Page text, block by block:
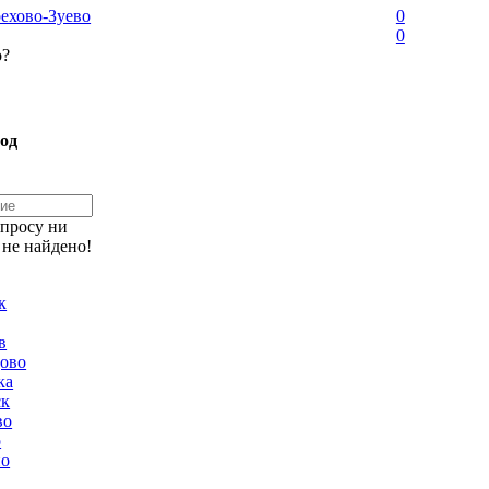
0
0
Зуево
ни
найдено!